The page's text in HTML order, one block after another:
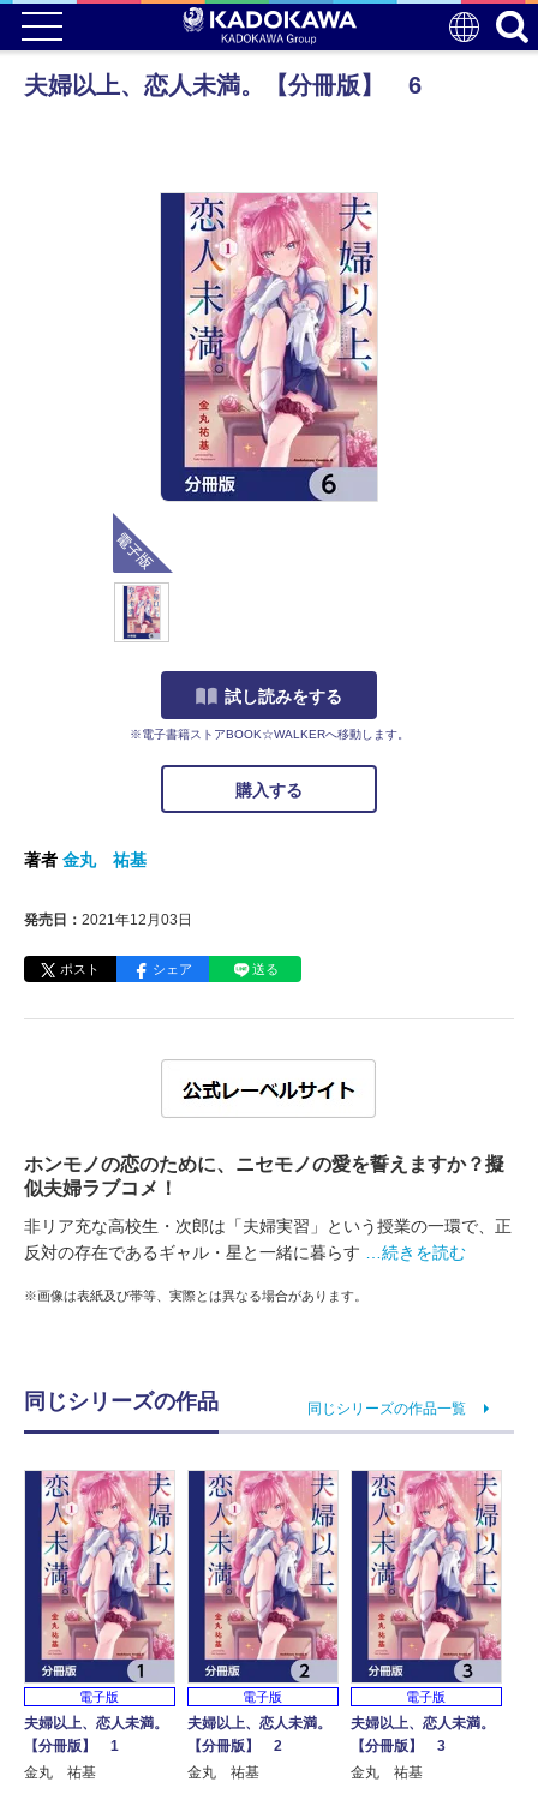
夫婦以上、恋人未満。【分冊版】 6
試し読みをする
※電子書籍ストアBOOK☆WALKERへ移動します。
購入する
著者 金丸 祐基
発売日： 2021年12月03日
ポスト シェア 送る
ホンモノの恋のために、ニセモノの愛を誓えますか？擬
似夫婦ラブコメ！
非リア充な高校生・次郎は「夫婦実習」という授業の一環で、正
反対の存在であるギャル・星と一緒に暮らす
…続きを読む
※画像は表紙及び帯等、実際とは異なる場合があります。
同じシリーズの作品 同じシリーズの作品一覧
電子版
夫婦以上、恋人未満。
【分冊版】 1
金丸 祐基
電子版
夫婦以上、恋人未満。
【分冊版】 2
金丸 祐基
電子版
夫婦以上、恋人未満。
【分冊版】 3
金丸 祐基